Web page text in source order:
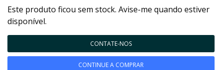
Este produto ficou sem stock. Avise-me quando estiver
disponível.
CONTATE-NOS
CONTINUE A COMPRAR